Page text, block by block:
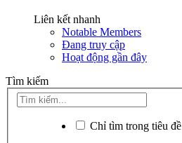
Liên kết nhanh
Notable Members
Đang truy cập
Hoạt động gần đây
Tìm kiếm
Chỉ tìm trong tiêu đề